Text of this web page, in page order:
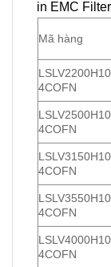
in EMC
Mã hàng
4COFN
4COFN
4COFN
4COFN
4COFN